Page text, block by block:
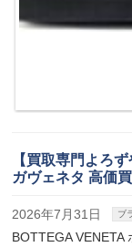
【買取専門よろ
ガヴェネタ 高価
2026年7月31日 ブ
BOTTEGA VENETA